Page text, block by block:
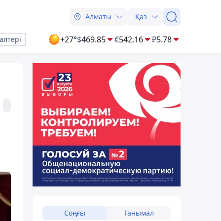
Алматы Қаз
+27°$469.85 €542.16 ₽5.78
Соңғы Танымал